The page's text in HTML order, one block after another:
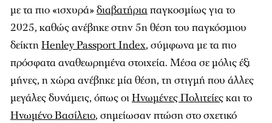
με τα πιο «ισχυρά»διαβατήριαπαγκοσμίως για το
2025, καθώς ανέβηκε στην 5η θέση του παγκόσμιου
δείκτηHenley Passport Index, σύμφωνα με τα πιο
πρόσφατα αναθεωρημένα στοιχεία. Μέσα σε μόλις έξι
μήνες, η χώρα ανέβηκε μία θέση, τη στιγμή που άλλες
μεγάλες δυνάμεις, όπως οιΗνωμένες Πολιτείεςκαι το
Ηνωμένο Βασίλειο, σημείωσαν πτώση στο σχετικό